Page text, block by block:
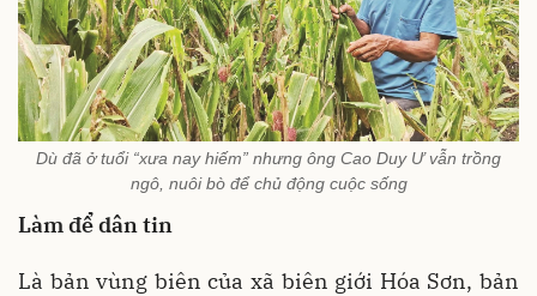
Dù đã ở tuổi “xưa nay hiếm” nhưng ông Cao Duy Ư vẫn trồng
ngô, nuôi bò để chủ động cuộc sống
Làm để dân tin
Là bản vùng biên của xã biên giới Hóa Sơn, bản